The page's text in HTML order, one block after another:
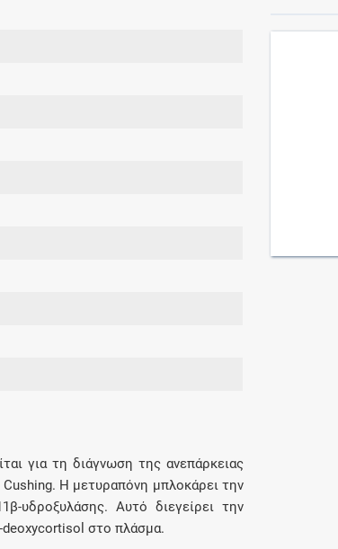
και ιατρικές πράξεις
για τη διάγνωση της ανεπάρκειας
Η μετυραπόνη μπλοκάρει την
υδροξυλάσης. Αυτό διεγείρει την
deoxycortisol στο πλάσμα.